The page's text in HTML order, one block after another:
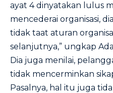
ayat 4 dinyatakan lulus
mencederai organisasi,
tidak taat aturan
selanjutnya,” ungkap
Dia juga menilai,
tidak mencerminkan
Pasalnya, hal itu juga